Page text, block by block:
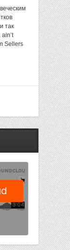
так
Sellers